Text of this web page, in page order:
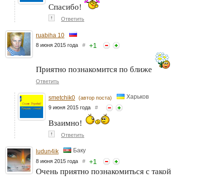
Спасибо!
↑ Ответить
ruabiha 10
8 июня 2015 года # +1
Приятно познакомится по ближе
Ответить
smetchik0 (автор поста) Харьков
9 июня 2015 года #
Взаимно!
↑ Ответить
ludun4ik Баку
8 июня 2015 года # +1
Очень приятно познакомиться с такой